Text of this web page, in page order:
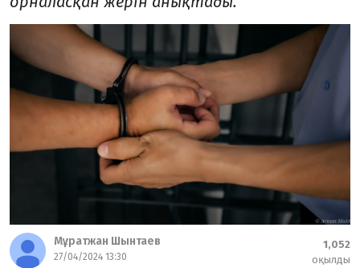
Мұратжан Шынтаев
27/04/2024 13:30
1,052
оқылды